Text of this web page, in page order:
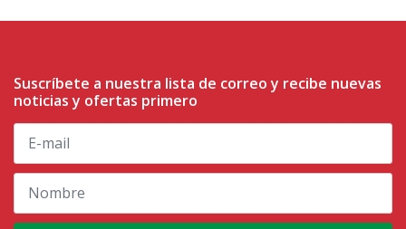
Suscríbete a nuestra lista de correo y recibe nuevas
noticias y ofertas primero